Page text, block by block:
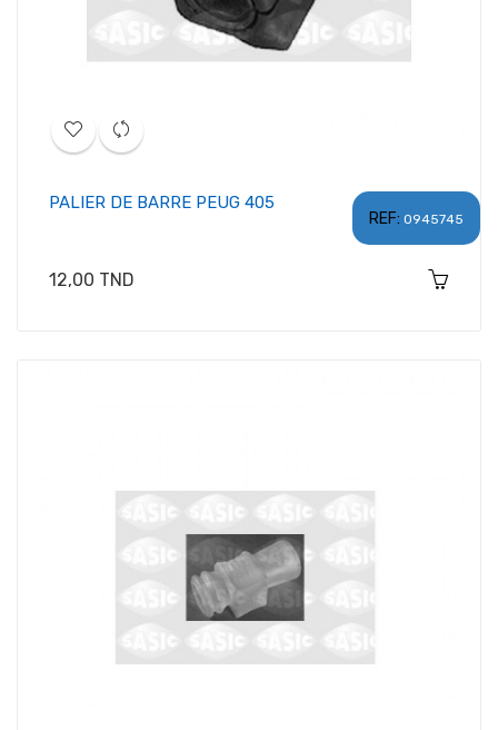
REF: 0945745
PALIER DE BARRE PEUG 405
Prix
12,00 TND